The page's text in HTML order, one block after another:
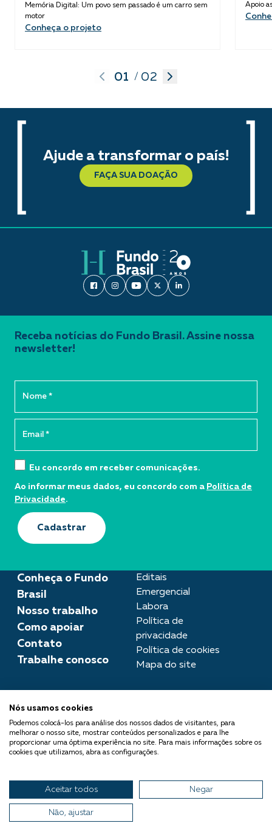
Memória Digital: Um povo sem passado é um carro sem
motor
Conheça o projeto
Apoio
01 / 02
Ajude a transformar o país!
FAÇA SUA DOAÇÃO
Conheça o Fundo
Brasil
Nosso trabalho
Como apoiar
Contato
Trabalhe conosco
Editais
Emergencial
Labora
Política de
privacidade
Política de cookies
Mapa do site
imprensa@fundobrasil.org.br
O Fundo Brasil integra a Rede
Comuá - Filantropia que
Receba notícias do Fundo Brasil. Assine nossa
newsletter!
Eu concordo em receber comunicações.
Ao informar meus dados, eu concordo com a Política de
Privacidade.
Cadastrar
© 2026 Fundo Brasil.
Todos os direitos reservados
Nós usamos cookies
Podemos colocá-los para análise dos nossos dados de visitantes, para
melhorar o nosso site, mostrar conteúdos personalizados e para lhe
proporcionar uma óptima experiência no site. Para mais informações sobre os
cookies que utilizamos, abra as configurações.
Aceitar todos Negar
Não, ajustar